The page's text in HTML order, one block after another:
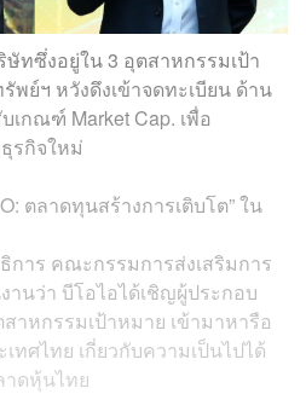
ทซึ่งอยู่ใน 3 อุตสาหกรรมเป้า
ย์ฯ หวังดึงเข้าจดทะเบียน ด้าน
กณฑ์ Market Cap. เพื่อ
รกิจใหม่
ตลาดทุนสร้างการเติบโต” ใน
การ คณะกรรมการส่งเสริมการ
านว่า บีโอไอได้เชิญผู้ประกอบ
าหกรรมเป้าหมาย เข้ามาหารือ
ทศไทย เกี่ยวกับความเป็นไปได้
าดหุ้นไทย